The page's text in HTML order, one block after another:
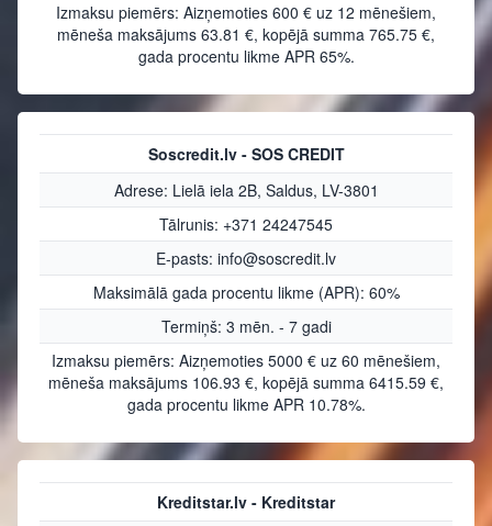
Izmaksu piemērs: Aizņemoties 600 € uz 12 mēnešiem,
mēneša maksājums 63.81 €, kopējā summa 765.75 €,
gada procentu likme APR 65%.
Soscredit.lv - SOS CREDIT
Adrese: Lielā iela 2B, Saldus, LV-3801
Tālrunis: +371 24247545
E-pasts: info@soscredit.lv
Maksimālā gada procentu likme (APR): 60%
Termiņš: 3 mēn. - 7 gadi
Izmaksu piemērs: Aizņemoties 5000 € uz 60 mēnešiem,
mēneša maksājums 106.93 €, kopējā summa 6415.59 €,
gada procentu likme APR 10.78%.
Kreditstar.lv - Kreditstar